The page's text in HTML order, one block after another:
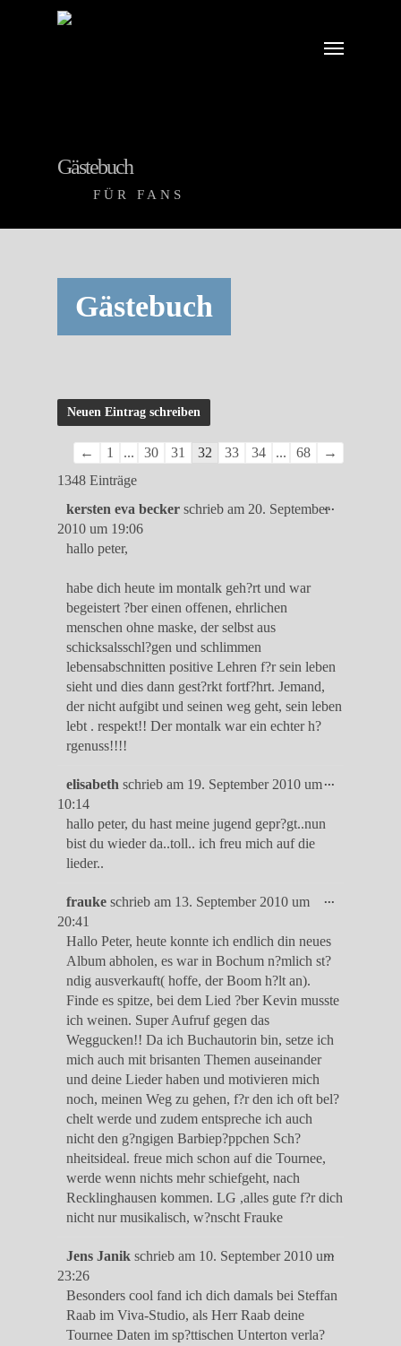
Gästebuch
FÜR FANS
Gästebuch
Navigation
der
Gästebuchliste
← 1 ... 30 31 32 33 34 ... 68
→
1348 Einträge
kersten eva beckerschrieb am 20. September
2010 um 19:06
hallo peter,
habe dich heute im montalk geh?rt und war
begeistert ?ber einen offenen, ehrlichen
menschen ohne maske, der selbst aus
schicksalsschl?gen und schlimmen
lebensabschnitten positive Lehren f?r sein leben
sieht und dies dann gest?rkt fortf?hrt. Jemand,
der nicht aufgibt und seinen weg geht, sein leben
lebt . respekt!! Der montalk war ein echter h?
rgenuss!!!!
...Diese
elisabethschrieb am 19. September 2010 um
10:14
hallo peter, du hast meine jugend gepr?gt..nun
bist du wieder da..toll.. ich freu mich auf die
lieder..
...Diese
fraukeschrieb am 13. September 2010 um
20:41
Hallo Peter, heute konnte ich endlich din neues
Album abholen, es war in Bochum n?mlich st?
ndig ausverkauft( hoffe, der Boom h?lt an).
Finde es spitze, bei dem Lied ?ber Kevin musste
ich weinen. Super Aufruf gegen das
Weggucken!! Da ich Buchautorin bin, setze ich
mich auch mit brisanten Themen auseinander
und deine Lieder haben und motivieren mich
noch, meinen Weg zu gehen, f?r den ich oft bel?
chelt werde und zudem entspreche ich auch
nicht den g?ngigen Barbiep?ppchen Sch?
nheitsideal. freue mich schon auf die Tournee,
werde wenn nichts mehr schiefgeht, nach
Recklinghausen kommen. LG ,alles gute f?r dich
nicht nur musikalisch, w?nscht Frauke
...Diese
Jens Janikschrieb am 10. September 2010 um
23:26
Besonders cool fand ich dich damals bei Steffan
Raab im Viva-Studio, als Herr Raab deine
Tournee Daten im sp?ttischen Unterton verla?
...Diese